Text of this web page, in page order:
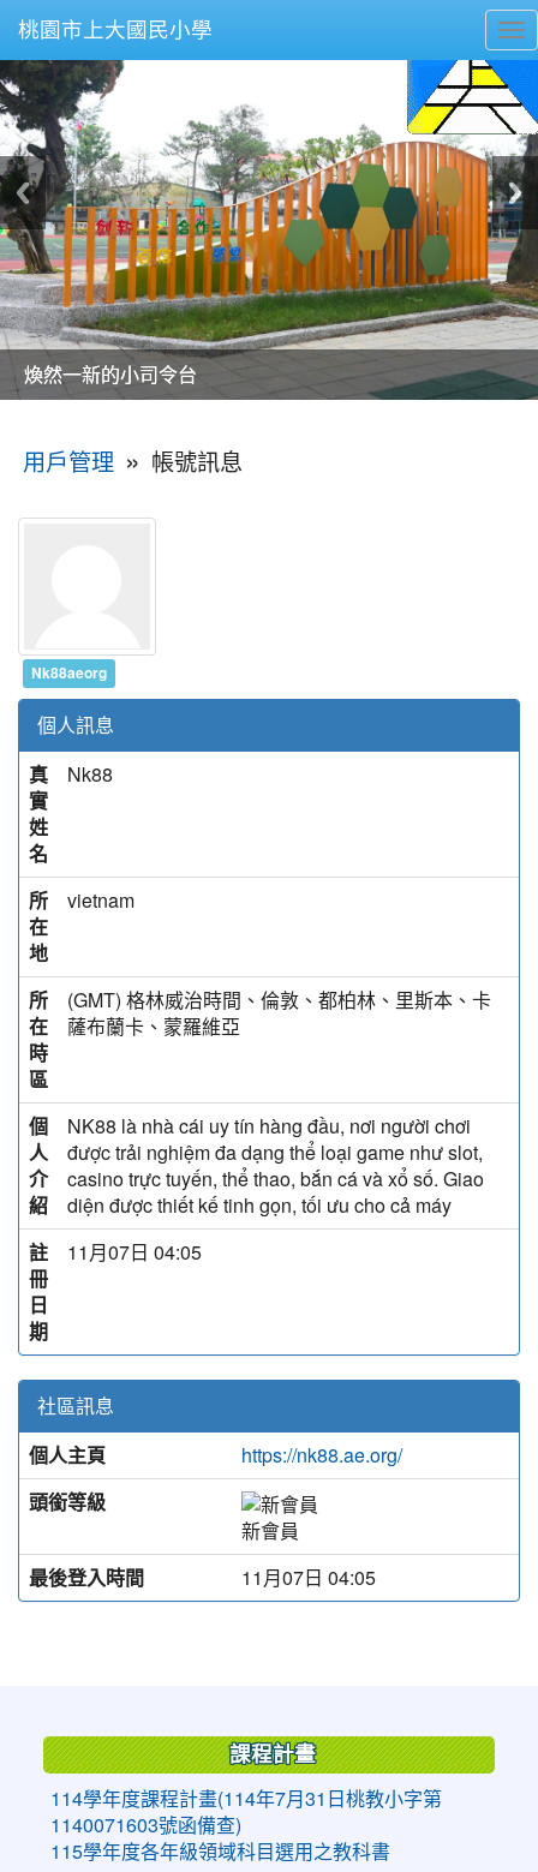
桃園市上大國民小學
美麗的操場是我們活力的來源
美麗的操場是我們活力的來源
煥然一新的小司令台
煥然一新的小司令台
富含桃園埤塘田園風光意象的中廊
富含桃園埤塘田園風光意象的中廊
嶄新的中庭廣場
嶄新的中庭廣場
水生池生生不息
水生池生生不息
用戶管理 » 帳號訊息
Nk88aeorg
個人訊息
真
實
姓
名
Nk88
所
在
地
vietnam
所
在
時
區
(GMT) 格林威治時間、倫敦、都柏林、里斯本、卡
薩布蘭卡、蒙羅維亞
個
人
介
紹
NK88 là nhà cái uy tín hàng đầu, nơi người chơi
được trải nghiệm đa dạng thể loại game như slot,
casino trực tuyến, thể thao, bắn cá và xổ số. Giao
diện được thiết kế tinh gọn, tối ưu cho cả máy
註
冊
日
期
11月07日 04:05
社區訊息
個人主頁
https://nk88.ae.org/
頭銜等級
新會員
最後登入時間
11月07日 04:05
課程計畫
114學年度課程計畫(114年7月31日桃教小字第
1140071603號函備查)
115學年度各年級領域科目選用之教科書